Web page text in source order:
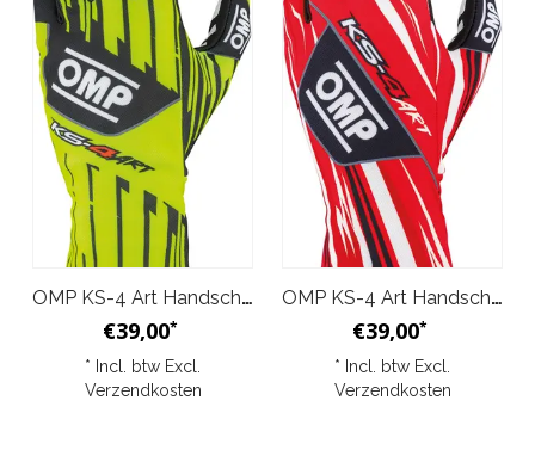
OMP KS-4 Art Handschoenen Zwart Geel
€39,00*
* Incl. btw Excl.
Verzendkosten
OMP KS-4 Art Handschoenen Zwart Rood
€39,00*
* Incl. btw Excl.
Verzendkosten